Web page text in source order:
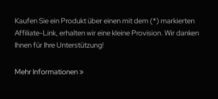
Kaufen Sie ein Produkt über einen mit dem (*) markierten
Affiliate-Link, erhalten wir eine kleine Provision. Wir danken
Ihnen für Ihre Unterstützung!
Mehr Informationen »